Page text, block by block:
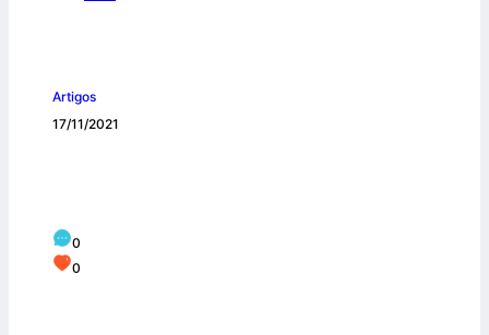
Artigos
17/11/2021
0
0